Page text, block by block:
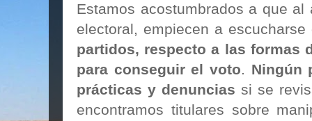
Estamos acostumbrados a que al
electoral, empiecen a escucharse
partidos, respecto a las formas
para conseguir el voto. Ningún
prácticas y denuncias si se
encontramos titulares sobre